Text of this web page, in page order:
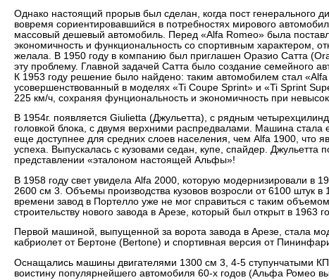
Однако настоящий прорыв был сделан, когда пост генерального
вовремя сориентировавшийся в потребностях мирового
массовый дешевый автомобиль. Перед «Alfa Romeo» была
экономичность и функциональность со спортивным характером,
желала. В 1950 году в компанию был приглашен Оразио Сатта
эту проблему. Главной задачей Сатта было создание семейного
К 1953 году решение было найдено: таким автомобилем стал
усовершенствованный в моделях «Ti Coupe Sprint» и «Ti Sprint
225 км/ч, сохраняя фунциональность и экономичность при
В 1954г. появляется Giulietta (Джульетта), с рядным
головкой блока, с двумя верхними распредвалами. Машина
еще доступнее для средних слоев населения, чем Alfa 1900, что
успеха. Выпускалась с кузовами седан, купе, спайдер. Джульетта
представлении «эталоном настоящей Альфы»!
В 1958 году свет увидела Alfa 2000, которую модернизировали в
2600 см 3. Объемы производства кузовов возросли от 6100 штук в
времени завод в Портелло уже не мог справиться с таким
строительству нового завода в Арезе, который был открыт в 1963
Первой машиной, выпущенной за ворота завода в Арезе, стала
кабриолет от Бертоне (Bertone) и спортивная версия от
Оснащались машины двигателями 1300 см 3, 4-5 ступунчатыми
воистину популярнейшего автомобиля 60-х годов (Альфа Ромео